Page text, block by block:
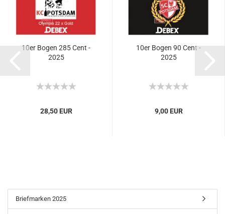
10er Bogen 285 Cent -
2025
28,50 EUR
10er Bogen 90 Cent -
2025
9,00 EUR
Briefmarken 2025